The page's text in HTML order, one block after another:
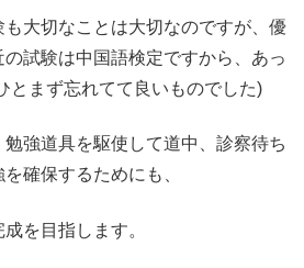
も大切なことは大切なのですが、優
試験は中国語検定ですから、あっ
とまず忘れてて良いものでした)
強道具を駆使して道中、診察待ち
確保するためにも、
を目指します。